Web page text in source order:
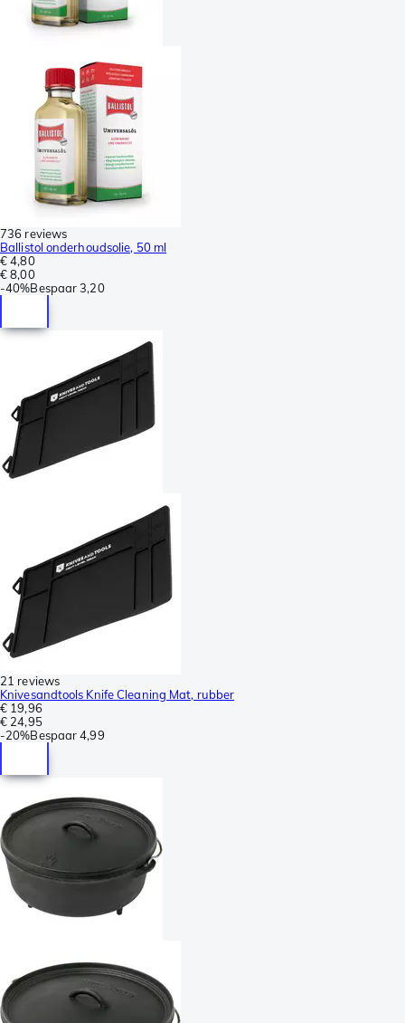
736 reviews
Ballistol onderhoudsolie, 50 ml
€ 4,80
€ 8,00
-40%Bespaar 3,20
21 reviews
Knivesandtools Knife Cleaning Mat, rubber
€ 19,96
€ 24,95
-20%Bespaar 4,99